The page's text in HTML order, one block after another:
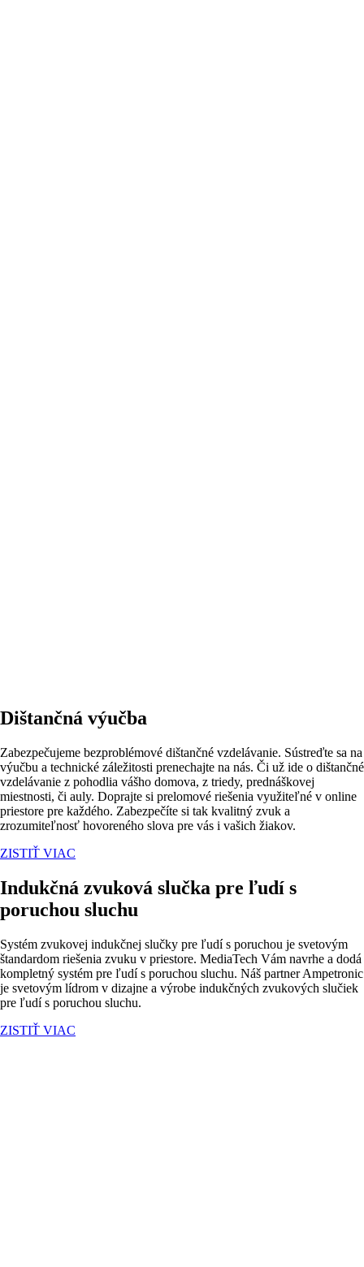
Dištančná výučba
Zabezpečujeme bezproblémové dištančné vzdelávanie. Sústreďte sa na
výučbu a technické záležitosti prenechajte na nás. Či už ide o dištančné
vzdelávanie z pohodlia vášho domova, z triedy, prednáškovej
miestnosti, či auly. Doprajte si prelomové riešenia využiteľné v online
priestore pre každého. Zabezpečíte si tak kvalitný zvuk a
zrozumiteľnosť hovoreného slova pre vás i vašich žiakov.
ZISTIŤ VIAC
Indukčná zvuková slučka pre ľudí s
poruchou sluchu
Systém zvukovej indukčnej slučky pre ľudí s poruchou je svetovým
štandardom riešenia zvuku v priestore. MediaTech Vám navrhe a dodá
kompletný systém pre ľudí s poruchou sluchu. Náš partner Ampetronic
je svetovým lídrom v dizajne a výrobe indukčných zvukových slučiek
pre ľudí s poruchou sluchu.
ZISTIŤ VIAC